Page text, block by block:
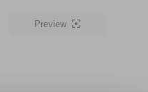
Preview